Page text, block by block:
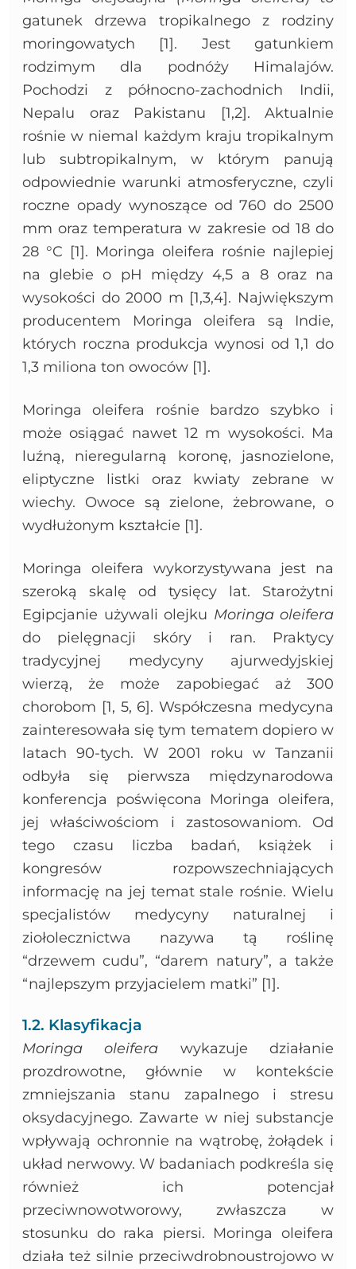
gatunek drzewa tropikalnego z rodziny
moringowatych [1]. Jest gatunkiem
rodzimym dla podnóży Himalajów.
Pochodzi z północno-zachodnich Indii,
Nepalu oraz Pakistanu [1,2]. Aktualnie
rośnie w niemal każdym kraju tropikalnym
lub subtropikalnym, w którym panują
odpowiednie warunki atmosferyczne, czyli
roczne opady wynoszące od 760 do 2500
mm oraz temperatura w zakresie od 18 do
28 °C [1]. Moringa oleifera rośnie najlepiej
na glebie o pH między 4,5 a 8 oraz na
wysokości do 2000 m [1,3,4]. Największym
producentem Moringa oleifera są Indie,
których roczna produkcja wynosi od 1,1 do
1,3 miliona ton owoców [1].
Moringa oleifera rośnie bardzo szybko i
może osiągać nawet 12 m wysokości. Ma
luźną, nieregularną koronę, jasnozielone,
eliptyczne listki oraz kwiaty zebrane w
wiechy. Owoce są zielone, żebrowane, o
wydłużonym kształcie [1].
Moringa oleifera wykorzystywana jest na
szeroką skalę od tysięcy lat. Starożytni
Egipcjanie używali olejku Moringa oleifera
do pielęgnacji skóry i ran. Praktycy
tradycyjnej medycyny ajurwedyjskiej
wierzą, że może zapobiegać aż 300
chorobom [1, 5, 6]. Współczesna medycyna
zainteresowała się tym tematem dopiero w
latach 90-tych. W 2001 roku w Tanzanii
odbyła się pierwsza międzynarodowa
konferencja poświęcona Moringa oleifera,
jej właściwościom i zastosowaniom. Od
tego czasu liczba badań, książek i
kongresów rozpowszechniających
informację na jej temat stale rośnie. Wielu
specjalistów medycyny naturalnej i
ziołolecznictwa nazywa tą roślinę
“drzewem cudu”, “darem natury”, a także
“najlepszym przyjacielem matki” [1].
1.2. Klasyfikacja
Moringa oleifera wykazuje działanie
prozdrowotne, głównie w kontekście
zmniejszania stanu zapalnego i stresu
oksydacyjnego. Zawarte w niej substancje
wpływają ochronnie na wątrobę, żołądek i
układ nerwowy. W badaniach podkreśla się
również ich potencjał
przeciwnowotworowy, zwłaszcza w
stosunku do raka piersi. Moringa oleifera
działa też silnie przeciwdrobnoustrojowo w